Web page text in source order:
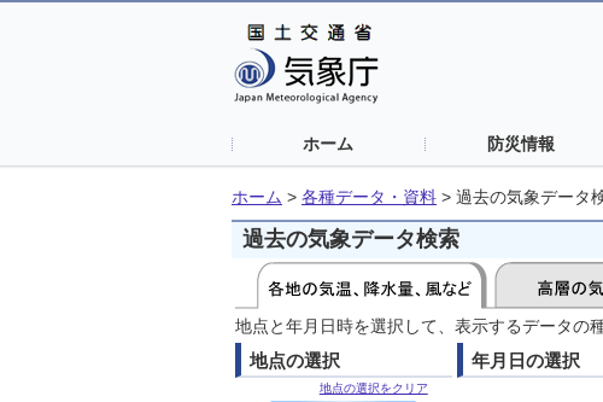
ホーム 防災情報
ホーム > 各種データ・資料 > 過去の気象データ
過去の気象データ検索
地点と年月日時を選択して、表示するデータの
地点の選択
地点の選択をクリア
年月日の選択